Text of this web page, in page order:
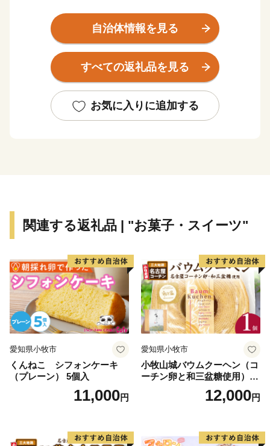
ら平野部まで温泉群等を有し、海、山、川、田園、温泉
など多彩で豊かな地域です。
自治体情報を見る
すべての返礼品を見る
お気に入りに追加する
関連する返礼品 | "お菓子・スイーツ"
愛知県小牧市
くんねこ シフォンケーキ
（プレーン） 5個入
11,000円
愛知県小牧市
小牧山城バウムクーヘン（コ
ーチン卵と和三盆糖使用）
名古屋コーチン バームクー
ヘン 和三盆 小牧銘菓 バウム
12,000円